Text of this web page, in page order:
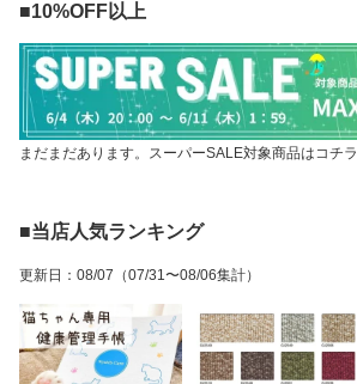
■10%OFF以上
まだまだあります。スーパーSALE対象商品はコチラ
■当店人気ランキング
更新日 ： 08/07 （07/31〜08/06集計）